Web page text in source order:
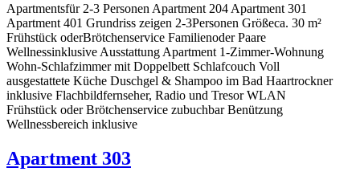
Apartmentsfür 2-3 Personen Apartment 204 Apartment 301
Apartment 401 Grundriss zeigen 2-3Personen Größeca. 30 m²
Frühstück oderBrötchen­service Familienoder Paare
Wellnessinklusive Ausstattung Apartment 1-Zimmer-Wohnung
Wohn-Schlafzimmer mit Doppelbett Schlafcouch Voll
ausgestattete Küche Duschgel & Shampoo im Bad Haartrockner
inklusive Flachbildfernseher, Radio und Tresor WLAN
Frühstück oder Brötchenservice zubuchbar Benützung
Wellnessbereich inklusive
Apartment 303